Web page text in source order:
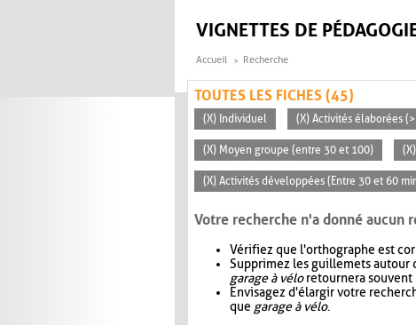
VIGNETTES DE
Accueil Recherche
TOUTES LES FICHES (45)
(X) Individuel (X) Activités élaborées
(X) Moyen groupe (entre 30 et 100)
(X) Activités développées (Entre 30 et 60
Votre recherche n'a donné aucun
Vérifiez que l'orthographe est
Supprimez les guillemets autour
garage à véloretournera souvent
Envisagez d'élargir votre
que garage à vélo.